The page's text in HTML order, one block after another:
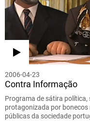
2006-04-23
Contra Informação
Programa de sátira política,
protagonizada por
públicas da sociedade